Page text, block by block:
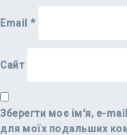
Email *
Сайт
Зберегти моє ім'я, e-
для моїх подальших